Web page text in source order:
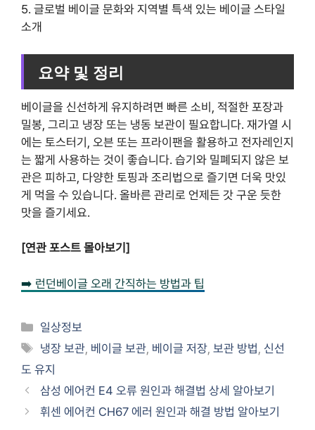
5. 글로벌 베이글 문화와 지역별 특색 있는 베이글 스타일
소개
요약 및 정리
베이글을 신선하게 유지하려면 빠른 소비, 적절한 포장과
밀봉, 그리고 냉장 또는 냉동 보관이 필요합니다. 재가열 시
에는 토스터기, 오븐 또는 프라이팬을 활용하고 전자레인지
는 짧게 사용하는 것이 좋습니다. 습기와 밀폐되지 않은 보
관은 피하고, 다양한 토핑과 조리법으로 즐기면 더욱 맛있
게 먹을 수 있습니다. 올바른 관리로 언제든 갓 구운 듯한
맛을 즐기세요.
[연관 포스트 몰아보기]
➡️ 런던베이글 오래 간직하는 방법과 팁
Categories
일상정보
Tags
냉장 보관 베이글 보관 베이글 저장 ,보관 방법 신선
도 유지
삼성 에어컨 E4 오류 원인과 해결법 상세 알아보기
휘센 에어컨 CH67 에러 원인과 해결 방법 알아보기